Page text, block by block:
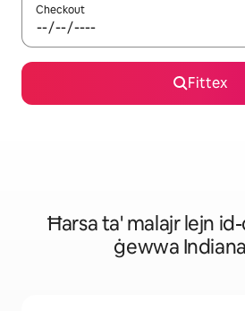
Checkout
Fittex
Ħarsa ta' malajr lejn
ġewwa